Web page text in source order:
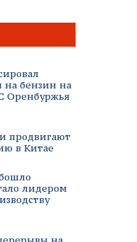
бензин на
Оренбуржья
продвигают
в Китае
лидером